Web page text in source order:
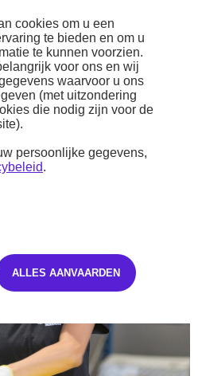
voor professionals in de
producten van
op maat voor garages,
in de automobielsector.
cookies om u een
te bieden en om u
te kunnen voorzien.
voor ons en wij
waarvoor u ons
(met uitzondering
die nodig zijn voor de
persoonlijke gegevens,
.
ALLES AANVAARDEN